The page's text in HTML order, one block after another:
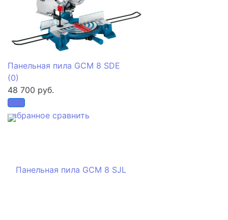
избранное сравнить
Панельная пила GCM 8 SDE
(0)
48 700 руб.